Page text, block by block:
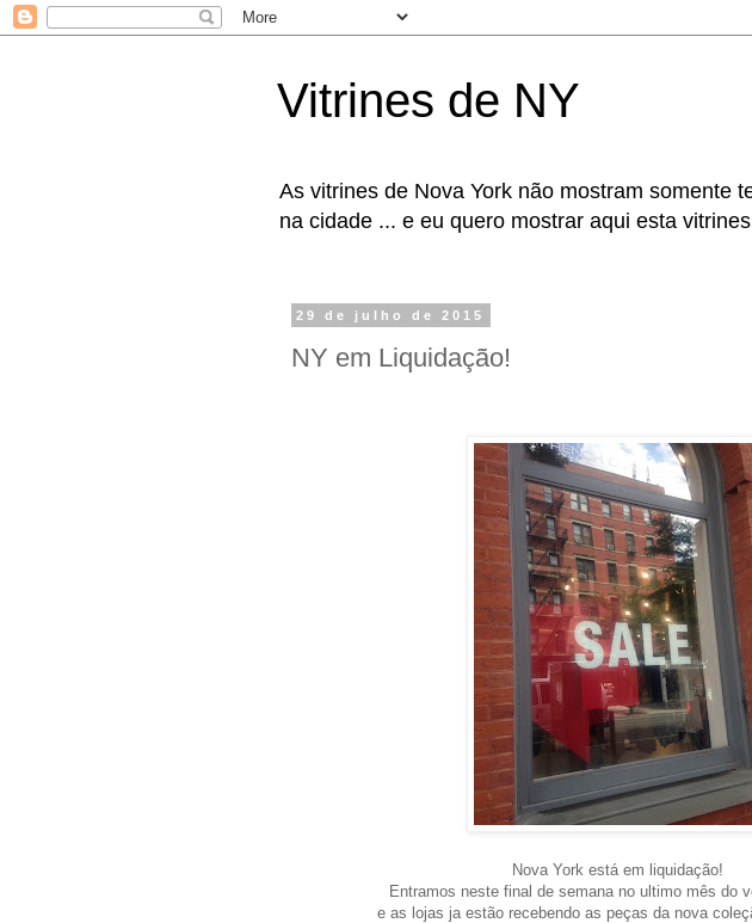
Vitrines de NY
As vitrines de Nova York não mostram somente
na cidade ... e eu quero mostrar aqui esta
29 de julho de 2015
NY em Liquidação!
Nova York está em liquidação!
Entramos neste final de semana no ultimo mês do
e as lojas ja estão recebendo as peças da nova